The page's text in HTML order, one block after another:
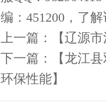
编：451200，了
上一篇：【辽源
下一篇：【龙江
环保性能】